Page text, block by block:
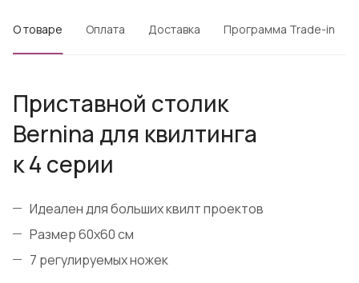
О товаре Оплата Доставка Программа Trade-in
Приставной столик
Bernina для квилтинга
к 4 серии
Идеален для больших квилт проектов
Размер 60х60 см
7 регулируемых ножек